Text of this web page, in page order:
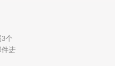
个
件进